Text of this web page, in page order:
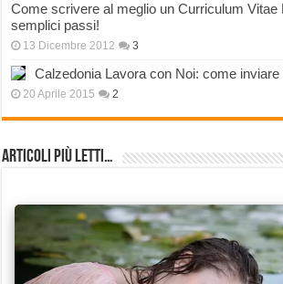
Come scrivere al meglio un Curriculum Vitae
semplici passi!
13 Dicembre 2012 3
Calzedonia Lavora con Noi: come
20 Aprile 2015 2
Articoli più Letti…